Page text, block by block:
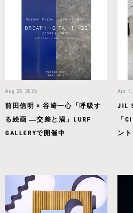
Aug 23, 2025
前田信明 × 谷﨑一心「呼吸す
る絵画 ―交差と渦」LURF
GALLERYで開催中
Apr 1,
JIL
「
ン